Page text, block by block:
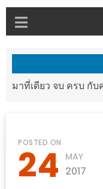
อ้วน
ความ
เป็น
ศิริ
ปัน
นาฯ
เชียงใหม่
เล่น
กัน
POSTED ON
24 MAY
2017